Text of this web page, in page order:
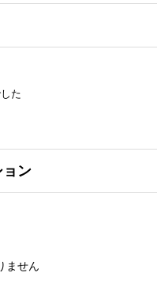
た
ョン
ません